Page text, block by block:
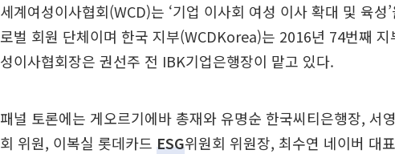
세계여성이사협회(WCD)는 ‘기업 이사회 여성 이사 확대 및 육성
로벌 회원 단체이며 한국 지부(WCDKorea)는 2016년 74번째
성이사협회장은 권선주 전 IBK기업은행장이 맡고 있다.
패널 토론에는 게오르기에바 총재와 유명순 한국씨티은행장, 서
회 위원, 이복실 롯데카드 ESG위원회 위원장, 최수연 네이버 대